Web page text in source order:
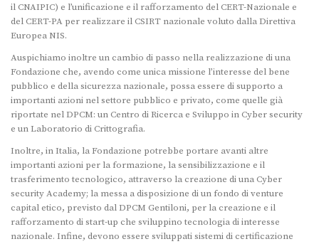
il CNAIPIC) e l’unificazione e il rafforzamento del CERT-Nazionale e
del CERT-PA per realizzare il CSIRT nazionale voluto dalla Direttiva
Europea NIS.
Auspichiamo inoltre un cambio di passo nella realizzazione di una
Fondazione che, avendo come unica missione l’interesse del bene
pubblico e della sicurezza nazionale, possa essere di supporto a
importanti azioni nel settore pubblico e privato, come quelle già
riportate nel DPCM: un Centro di Ricerca e Sviluppo in Cyber security
e un Laboratorio di Crittografia.
Inoltre, in Italia, la Fondazione potrebbe portare avanti altre
importanti azioni per la formazione, la sensibilizzazione e il
trasferimento tecnologico, attraverso la creazione di una Cyber
security Academy; la messa a disposizione di un fondo di venture
capital etico, previsto dal DPCM Gentiloni, per la creazione e il
rafforzamento di start-up che sviluppino tecnologia di interesse
nazionale. Infine, devono essere sviluppati sistemi di certificazione